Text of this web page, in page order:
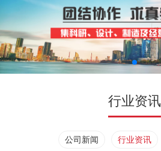
行业资讯
公司新闻 行业资讯